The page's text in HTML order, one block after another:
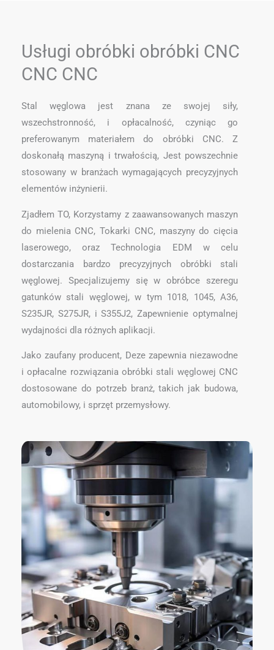
Usługi obróbki obróbki CNC
CNC CNC
Stal węglowa jest znana ze swojej siły,
wszechstronność, i opłacalność, czyniąc go
preferowanym materiałem do obróbki CNC. Z
doskonałą maszyną i trwałością, Jest powszechnie
stosowany w branżach wymagających precyzyjnych
elementów inżynierii.
Zjadłem TO, Korzystamy z zaawansowanych maszyn
do mielenia CNC, Tokarki CNC, maszyny do cięcia
laserowego, oraz Technologia EDM w celu
dostarczania bardzo precyzyjnych obróbki stali
węglowej. Specjalizujemy się w obróbce szeregu
gatunków stali węglowej, w tym 1018, 1045, A36,
S235JR, S275JR, i S355J2, Zapewnienie optymalnej
wydajności dla różnych aplikacji.
Jako zaufany producent, Deze zapewnia niezawodne
i opłacalne rozwiązania obróbki stali węglowej CNC
dostosowane do potrzeb branż, takich jak budowa,
automobilowy, i sprzęt przemysłowy.